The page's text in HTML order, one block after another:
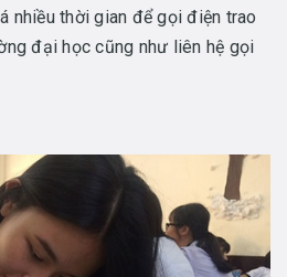
nhiều thời gian để gọi điện trao
đại học cũng như liên hệ gọi